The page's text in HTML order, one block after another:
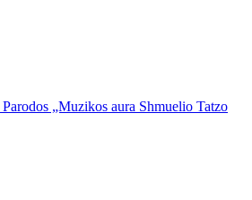
„Muzikos aura Shmuelio Tatzo